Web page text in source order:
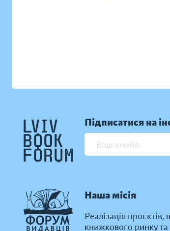
Підписатися на
Наша місія
Реалізація
книжкового ринку та